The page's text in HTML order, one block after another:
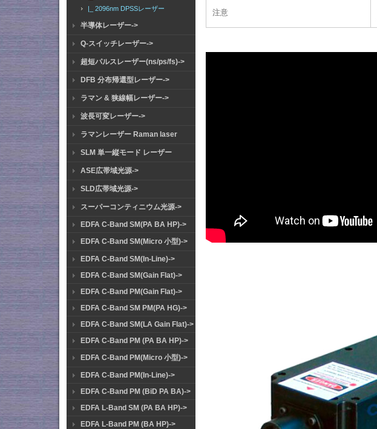
|_ 2096nm DPSSレーザー
半導体レーザー->
Q-スイッチレーザー->
超短パルスレーザー(ns/ps/fs)->
DFB 分布帰還型レーザー->
ラマン & 狭線幅レーザー->
波長可変レーザー->
ラマンレーザー Raman laser
SLM 単一縦モード レーザー
ASE広帯域光源->
SLD広帯域光源->
スーパーコンティニウム光源->
EDFA C-Band SM(PA BA HP)->
EDFA C-Band SM(Micro 小型)->
EDFA C-Band SM(In-Line)->
EDFA C-Band SM(Gain Flat)->
EDFA C-Band PM(Gain Flat)->
EDFA C-Band SM PM(PA HG)->
EDFA C-Band SM(LA Gain Flat)->
EDFA C-Band PM (PA BA HP)->
EDFA C-Band PM(Micro 小型)->
EDFA C-Band PM(In-Line)->
EDFA C-Band PM (BiD PA BA)->
EDFA L-Band SM (PA BA HP)->
EDFA L-Band PM (BA HP)->
注意